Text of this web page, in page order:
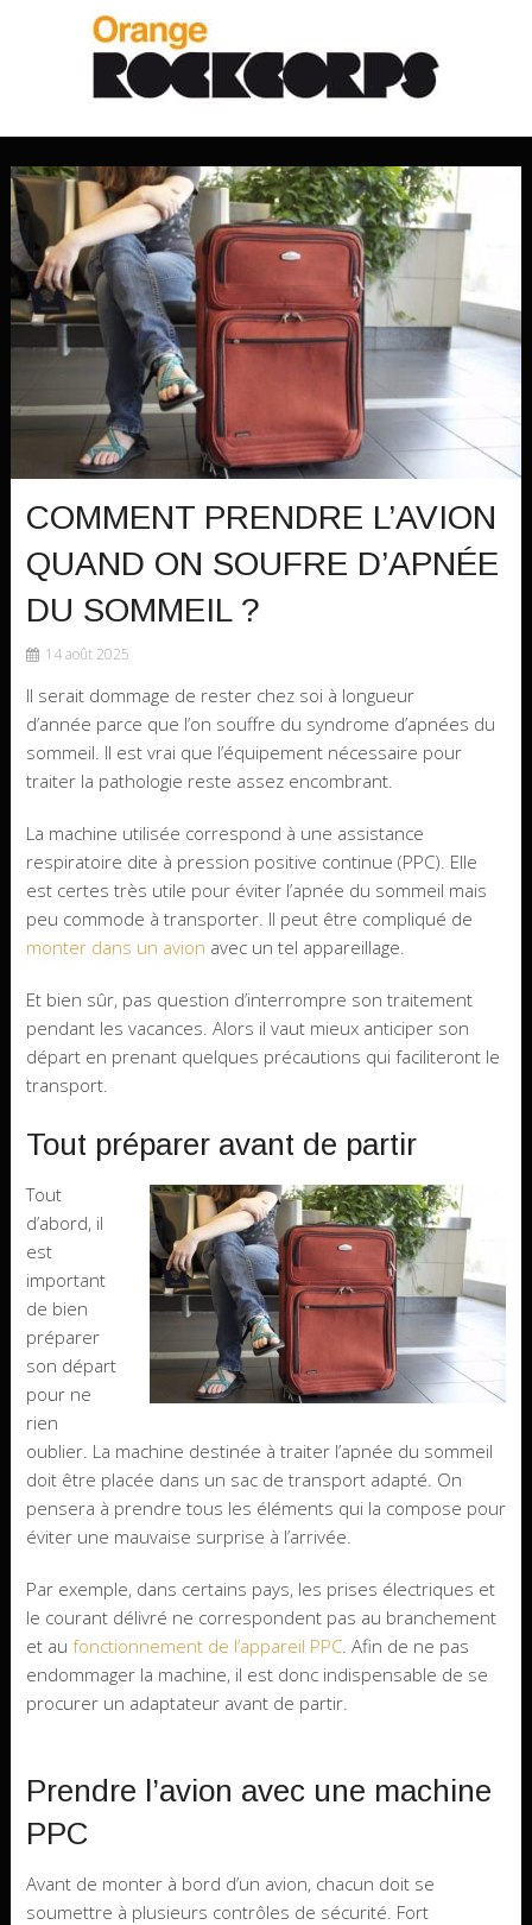
COMMENT PRENDRE L’AVION
QUAND ON SOUFRE D’APNÉE
DU SOMMEIL ?
14 août 2025
Il serait dommage de rester chez soi à longueur
d’année parce que l’on souffre du syndrome d’apnées du
sommeil. Il est vrai que l’équipement nécessaire pour
traiter la pathologie reste assez encombrant.
La machine utilisée correspond à une assistance
respiratoire dite à pression positive continue (PPC). Elle
est certes très utile pour éviter l’apnée du sommeil mais
peu commode à transporter. Il peut être compliqué de
monter dans un avion avec un tel appareillage.
Et bien sûr, pas question d’interrompre son traitement
pendant les vacances. Alors il vaut mieux anticiper son
départ en prenant quelques précautions qui faciliteront le
transport.
Tout préparer avant de partir
Tout
d’abord, il
est
important
de bien
préparer
son départ
pour ne
rien
oublier. La machine destinée à traiter l’apnée du sommeil
doit être placée dans un sac de transport adapté. On
pensera à prendre tous les éléments qui la compose pour
éviter une mauvaise surprise à l’arrivée.
Par exemple, dans certains pays, les prises électriques et
le courant délivré ne correspondent pas au branchement
et au fonctionnement de l’appareil PPC. Afin de ne pas
endommager la machine, il est donc indispensable de se
procurer un adaptateur avant de partir.
Prendre l’avion avec une machine
PPC
Avant de monter à bord d’un avion, chacun doit se
soumettre à plusieurs contrôles de sécurité. Fort